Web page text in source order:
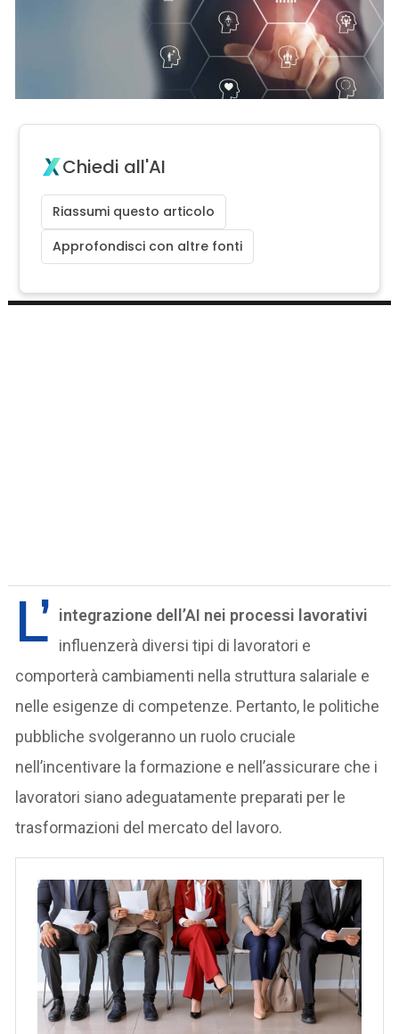
Chiedi all'AI
Riassumi questo articolo
Approfondisci con altre fonti
L’ integrazione dell’AI nei processi lavorativi
influenzerà diversi tipi di lavoratori e
comporterà cambiamenti nella struttura salariale e
nelle esigenze di competenze. Pertanto, le politiche
pubbliche svolgeranno un ruolo cruciale
nell’incentivare la formazione e nell’assicurare che i
lavoratori siano adeguatamente preparati per le
trasformazioni del mercato del lavoro.